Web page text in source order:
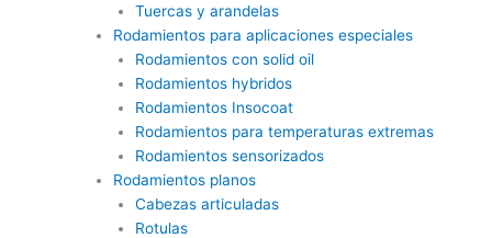
Tuercas y arandelas
Rodamientos para aplicaciones especiales
Rodamientos con solid oil
Rodamientos hybridos
Rodamientos Insocoat
Rodamientos para temperaturas extremas
Rodamientos sensorizados
Rodamientos planos
Cabezas articuladas
Rotulas